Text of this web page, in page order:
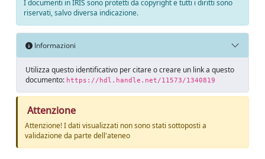
I documenti in IRIS sono protetti da copyright e tutti i diritti sono
riservati, salvo diversa indicazione.
Informazioni
Utilizza questo identificativo per citare o creare un link a questo
documento: https://hdl.handle.net/11573/1340819
Attenzione
Attenzione! I dati visualizzati non sono stati sottoposti a
validazione da parte dell'ateneo